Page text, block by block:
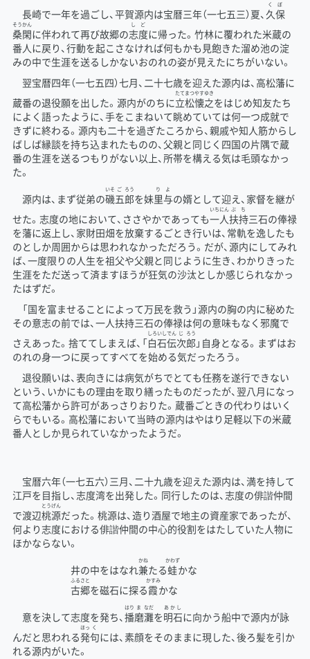
長崎で一年を過ごし、平賀源内は宝暦三年（一七五三）夏、久保
くぼ
桑閑
そうかん
に伴われて再び故郷の志度
しど
に帰った。竹林に覆われた米蔵の
番人に戻り、行動を起こさなければ何もかも見飽きた溜め池の淀
みの中で生涯を送るしかないおのれの姿が見えたにちがいない。
翌宝暦四年（一七五四）七月、二十七歳を迎えた源内は、高松藩に
蔵番の退役願を出した。源内がのちに立松
たてまつ
懐之
やすゆき
をはじめ知友たち
によく語ったように、手をこまねいて眺めていては何一つ成就で
きずに終わる。源内も二十を過ぎたころから、親戚や知人筋からし
ばしば縁談を持ち込まれたものの、父親と同じく四国の片隅で蔵
番の生涯を送るつもりがない以上、所帯を構える気は毛頭なかっ
た。
源内は、まず従弟の磯
いそ
五
ご
郎
ろう
を妹里与
りよ
の婿として迎え、家督を継が
せた。志度の地において、ささやかであっても一人
いちにん
扶持
ぶち
三石の俸禄
を藩に返上し、家財田畑を放棄するごとき行いは、常軌を逸したも
のとしか周囲からは思われなかっただろう。だが、源内にしてみれ
ば、一度限りの人生を祖父や父親と同じように生き、わかりきった
生涯をただ送って済ますほうが狂気の沙汰としか感じられなかっ
たはずだ。
「国を富ませることによって万民を救う」源内の胸の内に秘めた
その意志の前では、一人扶持三石の俸禄は何の意味もなく邪魔で
さえあった。捨ててしまえば、「白石
しろいし
伝
でん
次
じ
郎
ろう
」自身となる。まずはお
のれの身一つに戻ってすべてを始める気だったろう。
退役願いは、表向きには病気がちでとても任務を遂行できない
という、いかにもの理由を取り繕ったものだったが、翌八月になっ
て高松藩から許可があっさりおりた。蔵番ごときの代わりはいく
らでもいる。高松藩において当時の源内はやはり足軽以下の米蔵
番人としか見られていなかったようだ。
宝暦六年（一七五六）三月、二十九歳を迎えた源内は、満を持して
江戸を目指し、志度湾を出発した。同行したのは、志度の俳諧仲間
で渡辺桃源
とうげん
だった。桃源は、造り酒屋で地主の資産家であったが、
何より志度における俳諧仲間の中心的役割をはたしていた人物に
ほかならない。
井の中をはなれ兼
かね
たる蛙
かわず
かな
古郷
ふるさと
を磁石に探る霞
かすみ
かな
意を決して志度を発ち、播
はり
磨
ま
灘
なだ
を明石
あかし
に向かう船中で源内が詠
んだと思われる発
ほっ
句
く
には、素顔をそのままに現した、後ろ髪を引か
れる源内がいた。